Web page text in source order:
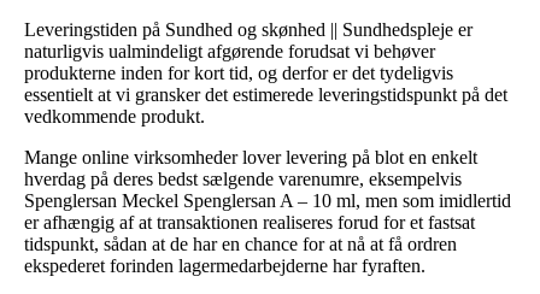
Leveringstiden på Sundhed og skønhed || Sundhedspleje er
naturligvis ualmindeligt afgørende forudsat vi behøver
produkterne inden for kort tid, og derfor er det tydeligvis
essentielt at vi gransker det estimerede leveringstidspunkt på det
vedkommende produkt.
Mange online virksomheder lover levering på blot en enkelt
hverdag på deres bedst sælgende varenumre, eksempelvis
Spenglersan Meckel Spenglersan A – 10 ml, men som imidlertid
er afhængig af at transaktionen realiseres forud for et fastsat
tidspunkt, sådan at de har en chance for at nå at få ordren
ekspederet forinden lagermedarbejderne har fyraften.